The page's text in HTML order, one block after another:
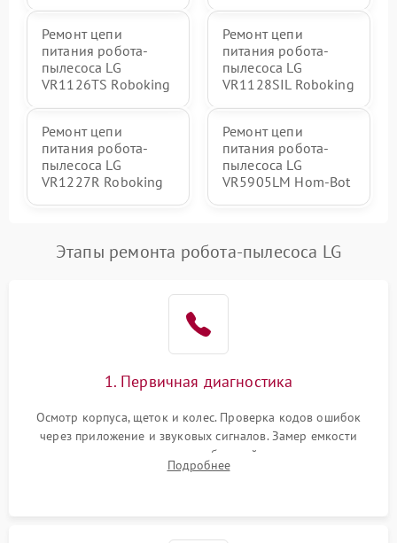
Ремонт цепи
питания робота-
пылесоса LG
VR1126TS Roboking
Ремонт цепи
питания робота-
пылесоса LG
VR1128SIL Roboking
Ремонт цепи
питания робота-
пылесоса LG
VR1227R Roboking
Ремонт цепи
питания робота-
пылесоса LG
VR5905LM Hom-Bot
Этапы ремонта робота-пылесоса LG
1. Первичная диагностика
Осмотр корпуса, щеток и колес. Проверка кодов ошибок
через приложение и звуковых сигналов. Замер емкости
аккумулятора и тестирование базовой станции зарядки.
Оценка работы лидара, бампера и датчиков падения для
Подробнее